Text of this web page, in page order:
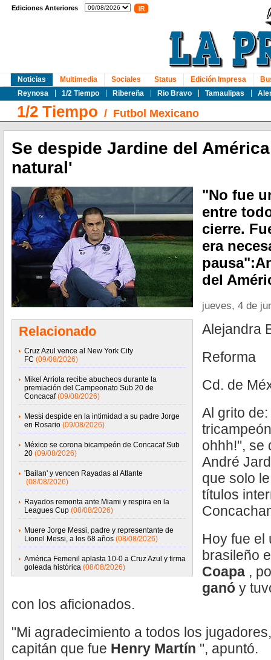
Ediciones Anteriores
Noticias
Reynosa
1/2 Tiempo Ribereña Rio Bravo Tamaulipas
Multimedia Sociales Status Edición Impresa
1/2 Tiempo / Futbol Mexicano
Se despide Jardine del
natural'
Relacionado
Cruz Azul vence al New York City
FC (09/08/2026)
Mikel Arriola recibe abucheos durante la
premiación del Campeonato Sub 20 de
Concacaf (09/08/2026)
Messi despide en la intimidad a su padre Jorge
en Rosario (09/08/2026)
México se corona bicampeón de Concacaf Sub
20 (09/08/2026)
'Bailan' y vencen Rayadas al Atlante
(08/08/2026)
Rayados remonta ante Miami y respira en la
Leagues Cup (08/08/2026)
Muere Jorge Messi, padre y representante de
Lionel Messi, a los 68 años (08/08/2026)
América Femenil aplasta 10-0 a Cruz Azul y firma
goleada histórica (08/08/2026)
"No fue
entre
cierre.
era
del
jueves, 4 de
Alejandra
Reforma
Cd. de
Al grito
ohhh!", se
André
que solo
títulos
Hoy fue el
brasileño
Coapa ,
ganó y
con los aficionados.
"Mi agradecimiento a todos los
capitán que fue Henry Martín ", apuntó.